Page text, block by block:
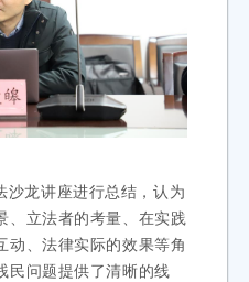
沙龙讲座进行总结，认为
、立法者的考量、在实践
动、法律实际的效果等角
民问题提供了清晰的线